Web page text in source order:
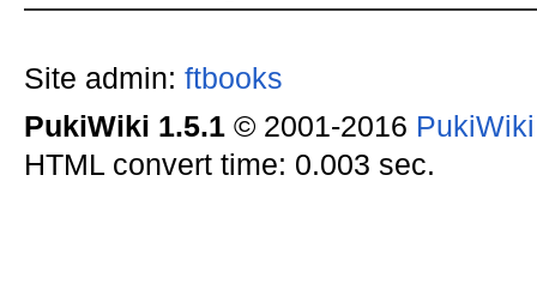
Site admin: ftbooks
PukiWiki 1.5.1© 2001-2016
HTML convert time: 0.003 sec.